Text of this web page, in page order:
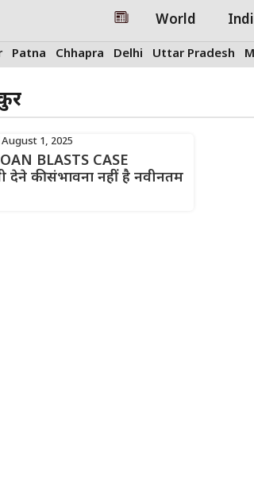
World
Patna Chhapra Delhi Uttar Pradesh
August 1, 2025
BLASTS CASE
देने की संभावना नहीं है नवीनतम